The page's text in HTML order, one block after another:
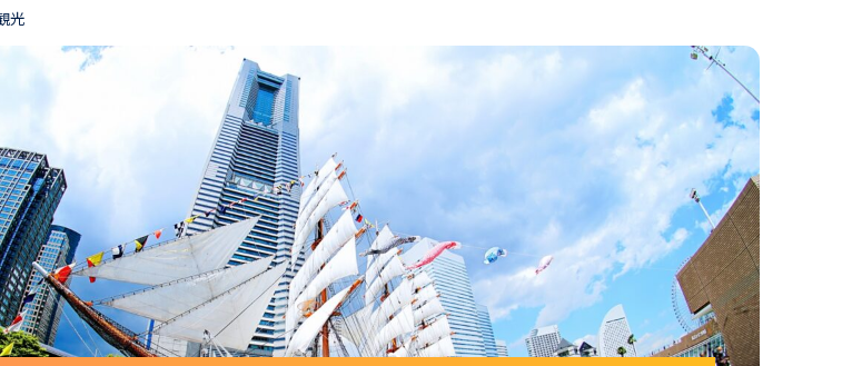
光
ープウェイの予約のポイント5つ｜当日券とWEBチケットで混雑を避けるコツ！